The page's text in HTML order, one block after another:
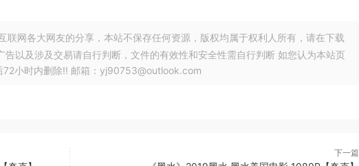
联网各大网友的分享，本站不保存任何资源，版权均属于权利人所有，请在下载
以及涉及交易请自行判断，文件的有效性和安全性需自行判断 如您认为本站页
72小时内删除!! 邮箱：yj90753@outlook.com
下一篇